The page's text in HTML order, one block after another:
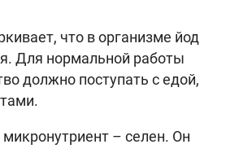
что в организме йод
Для нормальной работы
должно поступать с едой,
– селен. Он